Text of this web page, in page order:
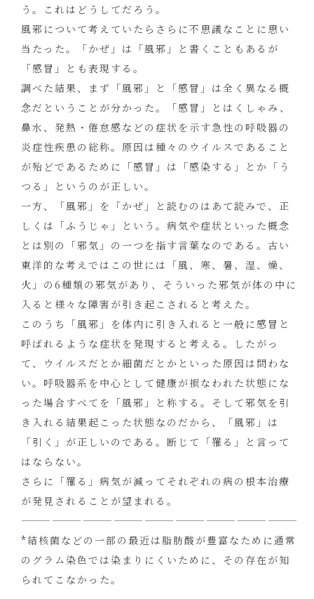
う。これはどうしてだろう。
風邪について考えていたらさらに不思議なことに思い
当たった。「かぜ」は「風邪」と書くこともあるが
「感冒」とも表現する。
調べた結果、まず「風邪」と「感冒」は全く異なる概
念だということが分かった。「感冒」とはくしゃみ、
鼻水、発熱・倦怠感などの症状を示す急性の呼吸器の
炎症性疾患の総称。原因は種々のウイルスであること
が殆どであるために「感冒」は「感染する」とか「う
つる」というのが正しい。
一方、「風邪」を「かぜ」と読むのはあて読みで、正
しくは「ふうじゃ」という。病気や症状といった概念
とは別の「邪気」の一つを指す言葉なのである。古い
東洋的な考えではこの世には「風、寒、暑、湿、燥、
火」の6種類の邪気があり、そういった邪気が体の中に
入ると様々な障害が引き起こされると考えた。
このうち「風邪」を体内に引き入れると一般に感冒と
呼ばれるような症状を発現すると考える。したがっ
て、ウイルスだとか細菌だとかといった原因は問わな
い。呼吸器系を中心として健康が損なわれた状態にな
った場合すべてを「風邪」と称する。そして邪気を引
き入れる結果起こった状態なのだから、「風邪」は
「引く」が正しいのである。断じて「罹る」と言って
はならない。
さらに「罹る」病気が減ってそれぞれの病の根本治療
が発見されることが望まれる。
———————————————————————————
*結核菌などの一部の最近は脂肪酸が豊富なために通常
のグラム染色では染まりにくいために、その存在が知
られてこなかった。